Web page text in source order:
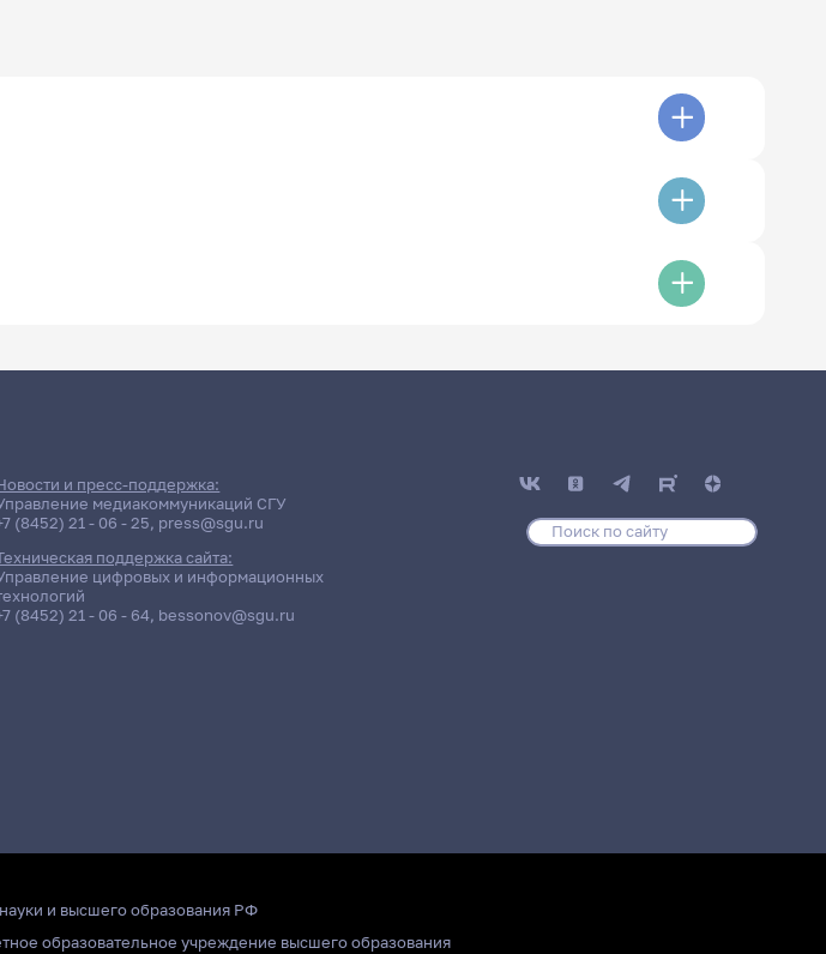
и пресс-поддержка:
медиакоммуникаций СГУ
(8452) 21 - 06 - 25, press@sgu.ru
поддержка сайта:
цифровых и информационных
(8452) 21 - 06 - 64, bessonov@sgu.ru
и высшего образования РФ
образовательное учреждение высшего образования